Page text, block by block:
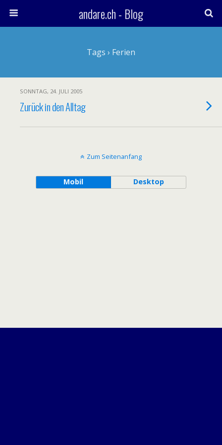
andare.ch - Blog
Tags › Ferien
SONNTAG, 24. JULI 2005
Zurück in den Alltag
Zum Seitenanfang
Mobil Desktop